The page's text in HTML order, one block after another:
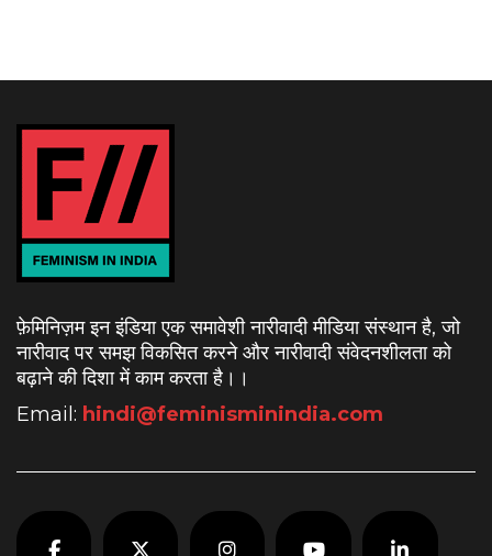
फ़ेमिनिज़म इन इंडिया एक समावेशी नारीवादी मीडिया संस्थान है, जो
नारीवाद पर समझ विकसित करने और नारीवादी संवेदनशीलता को
बढ़ाने की दिशा में काम करता है। ।
Email: hindi@feminisminindia.com